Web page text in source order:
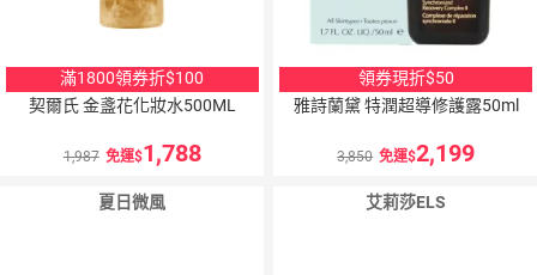
滿1800領券折$100
契爾氏 金盞花化妝水500ML
1,987 免運 1,788
領券現折$50
雅詩蘭黛 特潤超導修護露50ml
3,850 免運 2,199
夏日微風 艾莉莎ELS